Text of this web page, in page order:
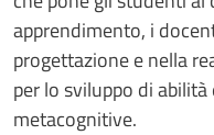
apprendimento, i
progettazione e nella
per lo sviluppo di
metacognitive.